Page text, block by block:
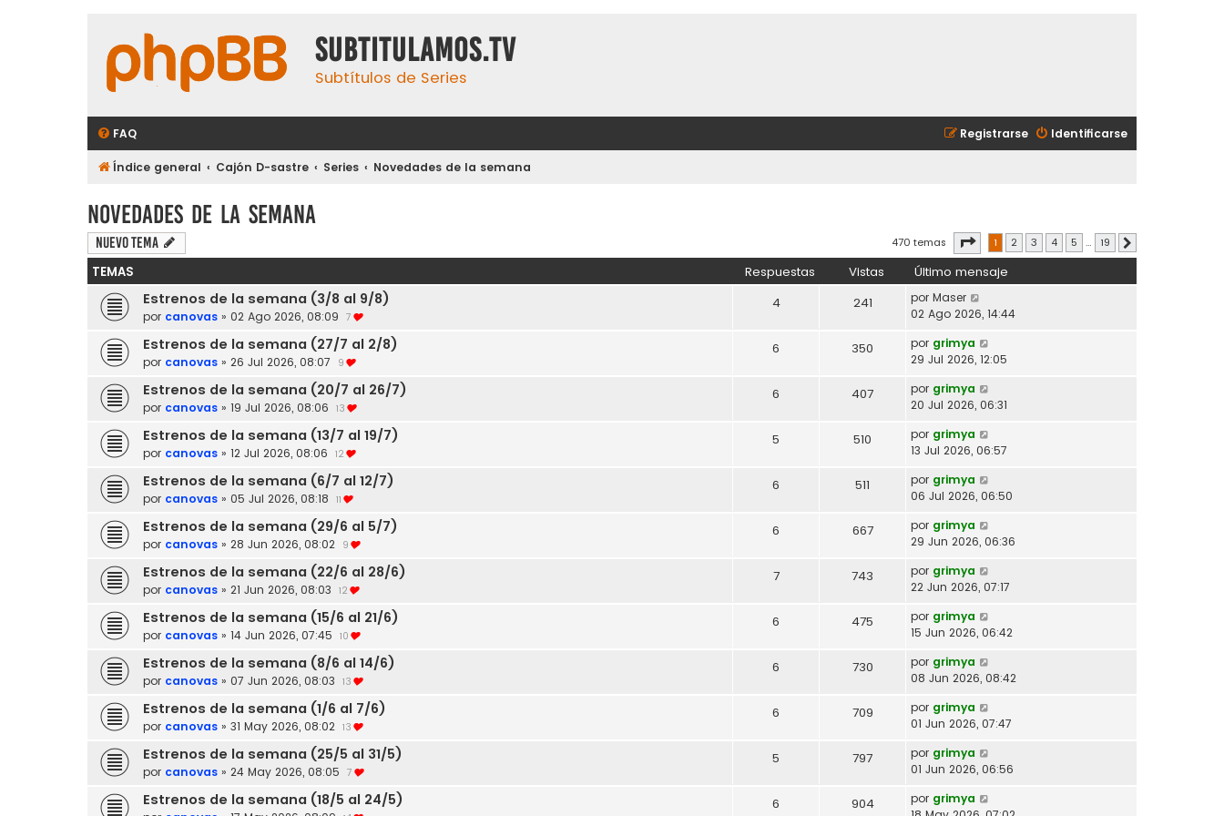
subtitulamos.tv
Subtítulos de Series
FAQ Identificarse
Registrarse
Índice general Cajón D-sastre Series Novedades de la semana
Novedades de la semana
Nuevo Tema 470 temas Página1 de
1 2 3 4 5 … 19
TEMAS Respuestas Vistas Último mensaje
Estrenos de la semana (3/8 al 9/8)
por canovas » 02 Ago 2026, 08:09 7
4 241 por Maser
02 Ago 2026, 14:44
Estrenos de la semana (27/7 al 2/8)
por canovas » 26 Jul 2026, 08:07 9
6 350 por grimya
29 Jul 2026, 12:05
Estrenos de la semana (20/7 al 26/7)
por canovas » 19 Jul 2026, 08:06 13
6 407 por grimya
20 Jul 2026, 06:31
Estrenos de la semana (13/7 al 19/7)
por canovas » 12 Jul 2026, 08:06 12
5 510 por grimya
13 Jul 2026, 06:57
Estrenos de la semana (6/7 al 12/7)
por canovas » 05 Jul 2026, 08:18 11
6 511 por grimya
06 Jul 2026, 06:50
Estrenos de la semana (29/6 al 5/7)
por canovas » 28 Jun 2026, 08:02 9
6 667 por grimya
29 Jun 2026, 06:36
Estrenos de la semana (22/6 al 28/6)
por canovas » 21 Jun 2026, 08:03 12
7 743 por grimya
22 Jun 2026, 07:17
Estrenos de la semana (15/6 al 21/6)
por canovas » 14 Jun 2026, 07:45 10
6 475 por grimya
15 Jun 2026, 06:42
Estrenos de la semana (8/6 al 14/6)
por canovas » 07 Jun 2026, 08:03 13
6 730 por grimya
08 Jun 2026, 08:42
Estrenos de la semana (1/6 al 7/6)
por canovas » 31 May 2026, 08:02 13
6 709 por grimya
01 Jun 2026, 07:47
Estrenos de la semana (25/5 al 31/5)
por canovas » 24 May 2026, 08:05 7
5 797 por grimya
01 Jun 2026, 06:56
Estrenos de la semana (18/5 al 24/5) 6 904 por grimya